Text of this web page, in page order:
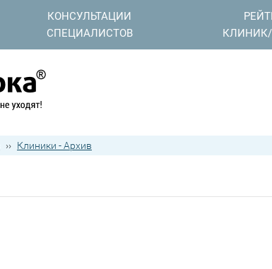
КОНСУЛЬТАЦИИ
СПЕЦИАЛИСТОВ
›› Клиники - Архив